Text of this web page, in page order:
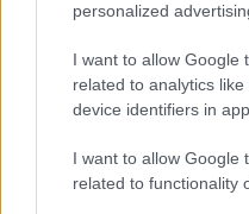
personalized
I want to allow Google
related to analytics
device identifiers in
I want to allow Google
related to functionality
umani ambiscano venirci.
vedo molti però. Son
spiega come han ridotto
lavoro reddito scuola
esiziale.